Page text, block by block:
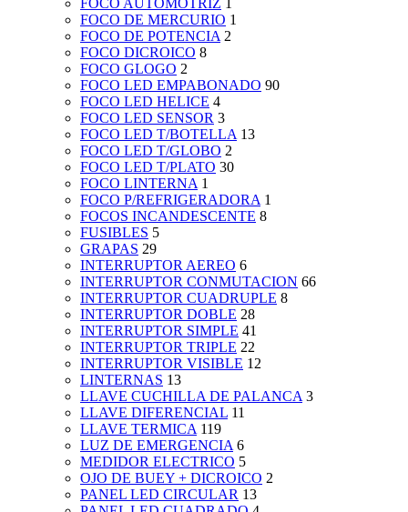
FOCO AUTOMOTRIZ 1
FOCO DE MERCURIO 1
FOCO DE POTENCIA 2
FOCO DICROICO 8
FOCO GLOGO 2
FOCO LED EMPABONADO 90
FOCO LED HELICE 4
FOCO LED SENSOR 3
FOCO LED T/BOTELLA 13
FOCO LED T/GLOBO 2
FOCO LED T/PLATO 30
FOCO LINTERNA 1
FOCO P/REFRIGERADORA 1
FOCOS INCANDESCENTE 8
FUSIBLES 5
GRAPAS 29
INTERRUPTOR AEREO 6
INTERRUPTOR CONMUTACION 66
INTERRUPTOR CUADRUPLE 8
INTERRUPTOR DOBLE 28
INTERRUPTOR SIMPLE 41
INTERRUPTOR TRIPLE 22
INTERRUPTOR VISIBLE 12
LINTERNAS 13
LLAVE CUCHILLA DE PALANCA 3
LLAVE DIFERENCIAL 11
LLAVE TERMICA 119
LUZ DE EMERGENCIA 6
MEDIDOR ELECTRICO 5
OJO DE BUEY + DICROICO 2
PANEL LED CIRCULAR 13